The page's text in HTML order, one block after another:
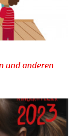
und anderen